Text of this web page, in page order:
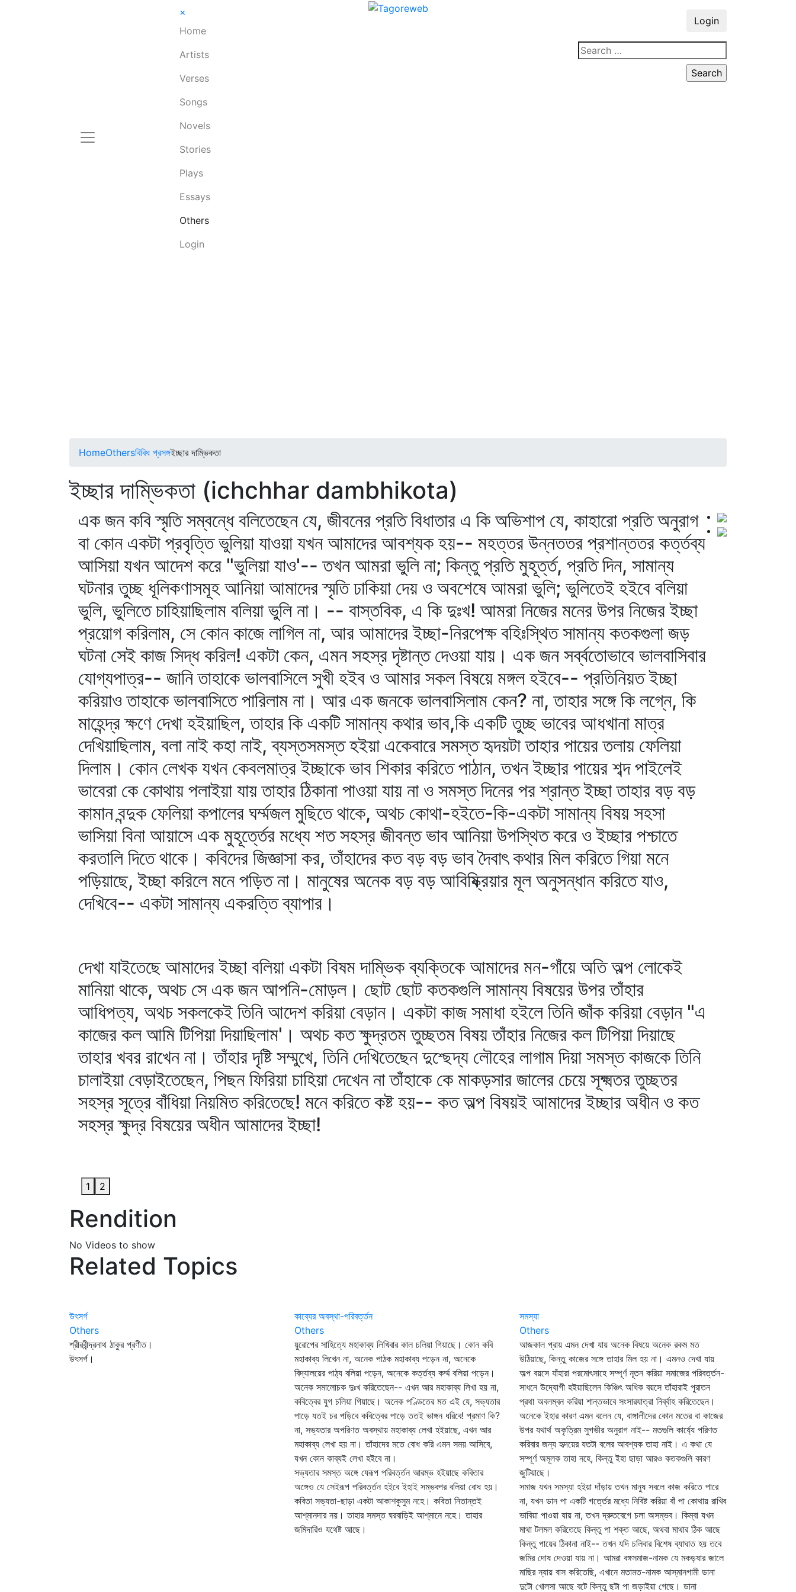
×
Home
Artists
Verses
Songs
Novels
Stories
Plays
Essays
Others
Login
Login
HomeOthersবিবিধ প্রসঙ্গইচ্ছার দাম্ভিকতা
ইচ্ছার দাম্ভিকতা (ichchhar dambhikota)
এক জন কবি স্মৃতি সম্বন্ধে বলিতেছেন যে, জীবনের প্রতি বিধাতার এ কি অভিশাপ যে, কাহারো প্রতি অনুরাগ
বা কোন একটা প্রবৃত্তি ভুলিয়া যাওয়া যখন আমাদের আবশ্যক হয়-- মহত্তর উন্নততর প্রশান্ততর কর্ত্তব্য
আসিয়া যখন আদেশ করে "ভুলিয়া যাও'-- তখন আমরা ভুলি না; কিন্তু প্রতি মুহূর্ত্ত, প্রতি দিন, সামান্য
ঘটনার তুচ্ছ ধূলিকণাসমূহ আনিয়া আমাদের স্মৃতি ঢাকিয়া দেয় ও অবশেষে আমরা ভুলি; ভুলিতেই হইবে বলিয়া
ভুলি, ভুলিতে চাহিয়াছিলাম বলিয়া ভুলি না। -- বাস্তবিক, এ কি দুঃখ! আমরা নিজের মনের উপর নিজের ইচ্ছা
প্রয়োগ করিলাম, সে কোন কাজে লাগিল না, আর আমাদের ইচ্ছা-নিরপেক্ষ বহিঃস্থিত সামান্য কতকগুলা জড়
ঘটনা সেই কাজ সিদ্ধ করিল! একটা কেন, এমন সহস্র দৃষ্টান্ত দেওয়া যায়। এক জন সর্ব্বতোভাবে ভালবাসিবার
যোগ্যপাত্র-- জানি তাহাকে ভালবাসিলে সুখী হইব ও আমার সকল বিষয়ে মঙ্গল হইবে-- প্রতিনিয়ত ইচ্ছা
করিয়াও তাহাকে ভালবাসিতে পারিলাম না। আর এক জনকে ভালবাসিলাম কেন? না, তাহার সঙ্গে কি লগ্নে, কি
মাহেন্দ্র ক্ষণে দেখা হইয়াছিল, তাহার কি একটি সামান্য কথার ভাব,কি একটি তুচ্ছ ভাবের আধখানা মাত্র
দেখিয়াছিলাম, বলা নাই কহা নাই, ব্যস্তসমস্ত হইয়া একেবারে সমস্ত হৃদয়টা তাহার পায়ের তলায় ফেলিয়া
দিলাম। কোন লেখক যখন কেবলমাত্র ইচ্ছাকে ভাব শিকার করিতে পাঠান, তখন ইচ্ছার পায়ের শব্দ পাইলেই
ভাবেরা কে কোথায় পলাইয়া যায় তাহার ঠিকানা পাওয়া যায় না ও সমস্ত দিনের পর শ্রান্ত ইচ্ছা তাহার বড় বড়
কামান বন্দুক ফেলিয়া কপালের ঘর্ম্মজল মুছিতে থাকে, অথচ কোথা-হইতে-কি-একটা সামান্য বিষয় সহসা
ভাসিয়া বিনা আয়াসে এক মুহূর্ত্তের মধ্যে শত সহস্র জীবন্ত ভাব আনিয়া উপস্থিত করে ও ইচ্ছার পশ্চাতে
করতালি দিতে থাকে। কবিদের জিজ্ঞাসা কর, তাঁহাদের কত বড় বড় ভাব দৈবাৎ কথার মিল করিতে গিয়া মনে
পড়িয়াছে, ইচ্ছা করিলে মনে পড়িত না। মানুষের অনেক বড় বড় আবিষ্ক্রিয়ার মূল অনুসন্ধান করিতে যাও,
দেখিবে-- একটা সামান্য একরত্তি ব্যাপার।
দেখা যাইতেছে আমাদের ইচ্ছা বলিয়া একটা বিষম দাম্ভিক ব্যক্তিকে আমাদের মন-গাঁয়ে অতি অল্প লোকেই
মানিয়া থাকে, অথচ সে এক জন আপনি-মোড়ল। ছোট ছোট কতকগুলি সামান্য বিষয়ের উপর তাঁহার
আধিপত্য, অথচ সকলকেই তিনি আদেশ করিয়া বেড়ান। একটা কাজ সমাধা হইলে তিনি জাঁক করিয়া বেড়ান "এ
কাজের কল আমি টিপিয়া দিয়াছিলাম'। অথচ কত ক্ষুদ্রতম তুচ্ছতম বিষয় তাঁহার নিজের কল টিপিয়া দিয়াছে
তাহার খবর রাখেন না। তাঁহার দৃষ্টি সম্মুখে, তিনি দেখিতেছেন দুশ্ছেদ্য লৌহের লাগাম দিয়া সমস্ত কাজকে তিনি
চালাইয়া বেড়াইতেছেন, পিছন ফিরিয়া চাহিয়া দেখেন না তাঁহাকে কে মাকড়সার জালের চেয়ে সূক্ষ্মতর তুচ্ছতর
সহস্র সূত্রে বাঁধিয়া নিয়মিত করিতেছে! মনে করিতে কষ্ট হয়-- কত অল্প বিষয়ই আমাদের ইচ্ছার অধীন ও কত
সহস্র ক্ষুদ্র বিষয়ের অধীন আমাদের ইচ্ছা!
1 2
Rendition
No Videos to show
Related Topics
উৎসর্গ
Others
শ্রীরবীন্দ্রনাথ ঠাকুর প্রণীত।
উৎসর্গ।
কাব্যের অবস্থা-পরিবর্ত্তন
Others
য়ুরোপের সাহিত্যে মহাকাব্য লিখিবার কাল চলিয়া গিয়াছে। কোন কবি
মহাকাব্য লিখেন না, অনেক পাঠক মহাকাব্য পড়েন না, অনেকে
বিদ্যালয়ের পাঠ্য বলিয়া পড়েন, অনেকে কর্ত্তব্য কর্ম্ম বলিয়া পড়েন।
অনেক সমালোচক দুঃখ করিতেছেন-- এখন আর মহাকাব্য লিখা হয় না,
কবিত্বের যুগ চলিয়া গিয়াছে। অনেক পণ্ডিতের মত এই যে, সভ্যতার
পাড়ে যতই চর পড়িবে কবিত্বের পাড়ে ততই ভাঙ্গন ধরিবে! প্রমাণ কি?
না, সভ্যতার অপরিণত অবস্থায় মহাকাব্য লেখা হইয়াছে, এখন আর
মহাকাব্য লেখা হয় না। তাঁহাদের মতে বোধ করি এমন সময় আসিবে,
যখন কোন কাব্যই লেখা হইবে না।
সভ্যতার সমস্ত অঙ্গে যেরূপ পরিবর্ত্তন আরম্ভ হইয়াছে কবিতার
অঙ্গেও যে সেইরূপ পরিবর্ত্তন হইবে ইহাই সম্ভবপর বলিয়া বোধ হয়।
কবিতা সভ্যতা-ছাড়া একটা আকাশকুসুম নহে। কবিতা নিতান্তই
আশ্‌মানদার নয়। তাহার সমস্ত ঘরবাড়িই আশ্‌মানে নহে। তাহার
জমিদারিও যথেষ্ট আছে।
সমস্যা
Others
আজকাল প্রায় এমন দেখা যায় অনেক বিষয়ে অনেক রকম মত
উঠিয়াছে, কিন্তু কাজের সঙ্গে তাহার মিল হয় না। এমনও দেখা যায়
অল্প বয়সে যাঁহারা পরমোৎসাহে সম্পূর্ণ নূতন করিয়া সমাজের পরিবর্ত্তন-
সাধনে উদ্যোগী হইয়াছিলেন কিঞ্চিৎ অধিক বয়সে তাঁহারাই পুরাতন
প্রথা অবলম্বন করিয়া শান্তভাবে সংসারযাত্রা নির্ব্বাহ করিতেছেন।
অনেকে ইহার কারণ এমন বলেন যে, বাঙ্গালীদের কোন মতের বা কাজের
উপর যথার্থ অকৃত্রিম সুগভীর অনুরাগ নাই-- মতগুলি কার্য্যে পরিণত
করিবার জন্য হৃদয়ের যতটা বলের আবশ্যক তাহা নাই। এ কথা যে
সম্পূর্ণ অমূলক তাহা নহে, কিন্তু ইহা ছাড়া আরও কতকগুলি কারণ
জুটিয়াছে।
সমাজ যখন সমস্যা হইয়া দাঁড়ায় তখন মানুষ সবলে কাজ করিতে পারে
না, যখন ডান পা একটি গর্ত্তের মধ্যে নিবিষ্ট করিয়া বাঁ পা কোথায় রাখিব
ভাবিয়া পাওয়া যায় না, তখন দ্রুতবেগে চলা অসম্ভব। কিম্বা যখন
মাথা টলমল করিতেছে কিন্তু পা শক্ত আছে, অথবা মাথার ঠিক আছে
কিন্তু পায়ের ঠিকানা নাই-- তখন যদি চলিবার বিশেষ ব্যাঘাত হয় তবে
জমির দোষ দেওয়া যায় না। আমরা বঙ্গসমাজ-নামক যে মকড়ষার জালে
মাছির ন্যায় বাস করিতেছি, এখানে মতামত-নামক আস্‌মানগামী ডানা
দুটো খোলসা আছে বটে কিন্তু ছটা পা জড়াইয়া গেছে। ডানা